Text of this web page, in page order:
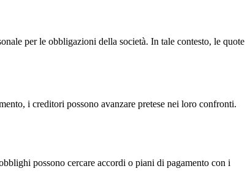
per le obbligazioni della società. In tale contesto, le quote
i creditori possono avanzare pretese nei loro confronti.
possono cercare accordi o piani di pagamento con i